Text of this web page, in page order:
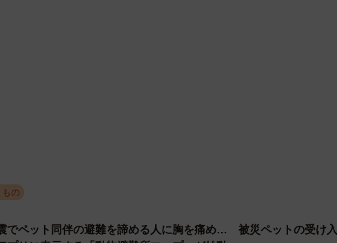
もの
でペット同伴の避難を諦める人に胸を痛め… 被災ペットの受け入